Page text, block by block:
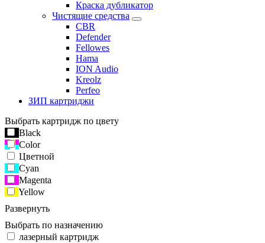
Краска дубликатор
Чистящие средства
CBR
Defender
Fellowes
Hama
ION Audio
Kreolz
Perfeo
ЗИП картриджи
Выбрать картридж по цвету
Black
Color
Цветной
Cyan
Magenta
Yellow
Развернуть
Выбрать по назначению
лазерный картридж